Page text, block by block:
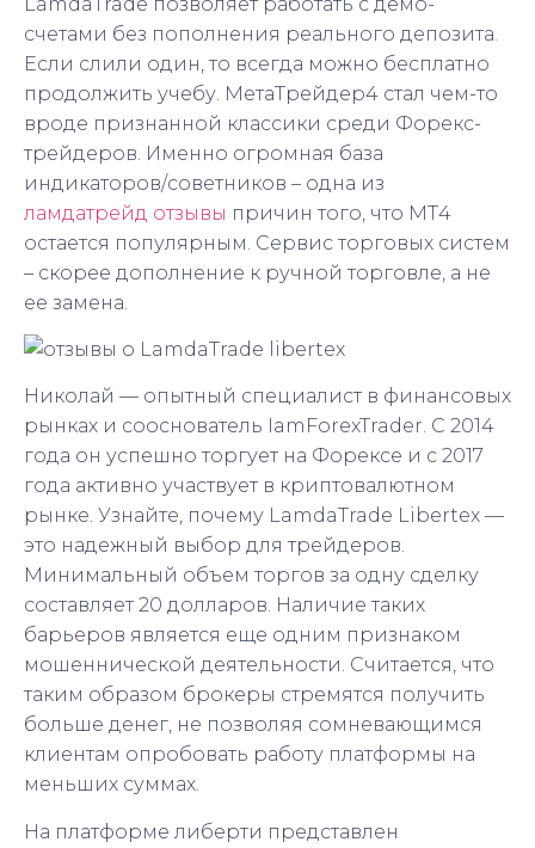
счетами без пополнения реального депозита.
Если слили один, то всегда можно бесплатно
продолжить учебу. МетаТрейдер4 стал чем-то
вроде признанной классики среди Форекс-
трейдеров. Именно огромная база
индикаторов/советников – одна из
ламдатрейд отзывы причин того, что МТ4
остается популярным. Сервис торговых систем
– скорее дополнение к ручной торговле, а не
ее замена.
Николай — опытный специалист в финансовых
рынках и сооснователь IamForexTrader. С 2014
года он успешно торгует на Форексе и с 2017
года активно участвует в криптовалютном
рынке. Узнайте, почему LamdaTrade Libertex —
это надежный выбор для трейдеров.
Минимальный объем торгов за одну сделку
составляет 20 долларов. Наличие таких
барьеров является еще одним признаком
мошеннической деятельности. Считается, что
таким образом брокеры стремятся получить
больше денег, не позволяя сомневающимся
клиентам опробовать работу платформы на
меньших суммах.
На платформе либерти представлен